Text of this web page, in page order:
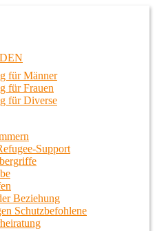
in Berlin
für Männer
für Frauen
für Diverse
Support
Beziehung
Schutzbefohlene